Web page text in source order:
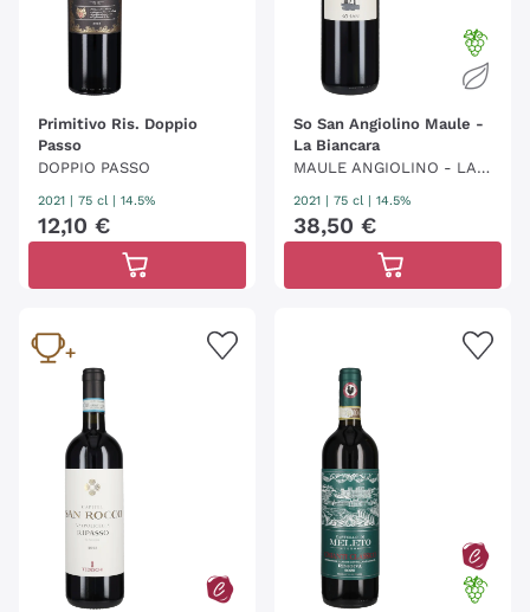
Primitivo Ris. Doppio
Passo
DOPPIO PASSO
2021 | 75 cl | 14.5%
12,10 €
So San Angiolino Maule -
La Biancara
MAULE ANGIOLINO - LA B
2021 | 75 cl | 14.5%
38,50 €